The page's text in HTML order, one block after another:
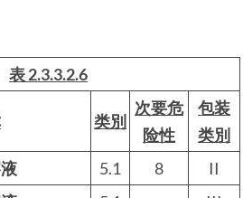
表 2.3.3.2.6
类別
次要危
险性
包装
类別
5.1 8
II